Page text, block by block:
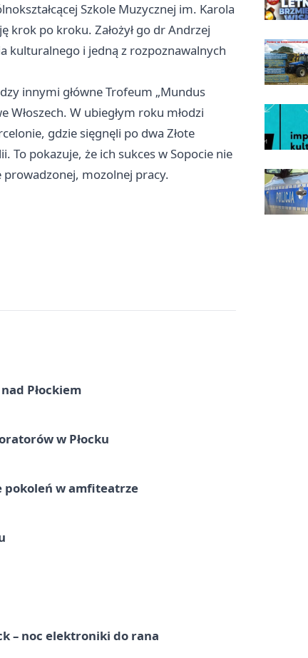
Szkole Muzycznej im. Karola
krok po kroku. Założył go dr Andrzej
kulturalnego i jedną z rozpoznawalnych
innymi główne Trofeum „Mundus
W ubiegłym roku młodzi
gdzie sięgnęli po dwa Złote
To pokazuje, że ich sukces w Sopocie nie
prowadzonej, mozolnej pracy.
Płockiem
w Płocku
pokoleń w amfiteatrze
– noc elektroniki do rana